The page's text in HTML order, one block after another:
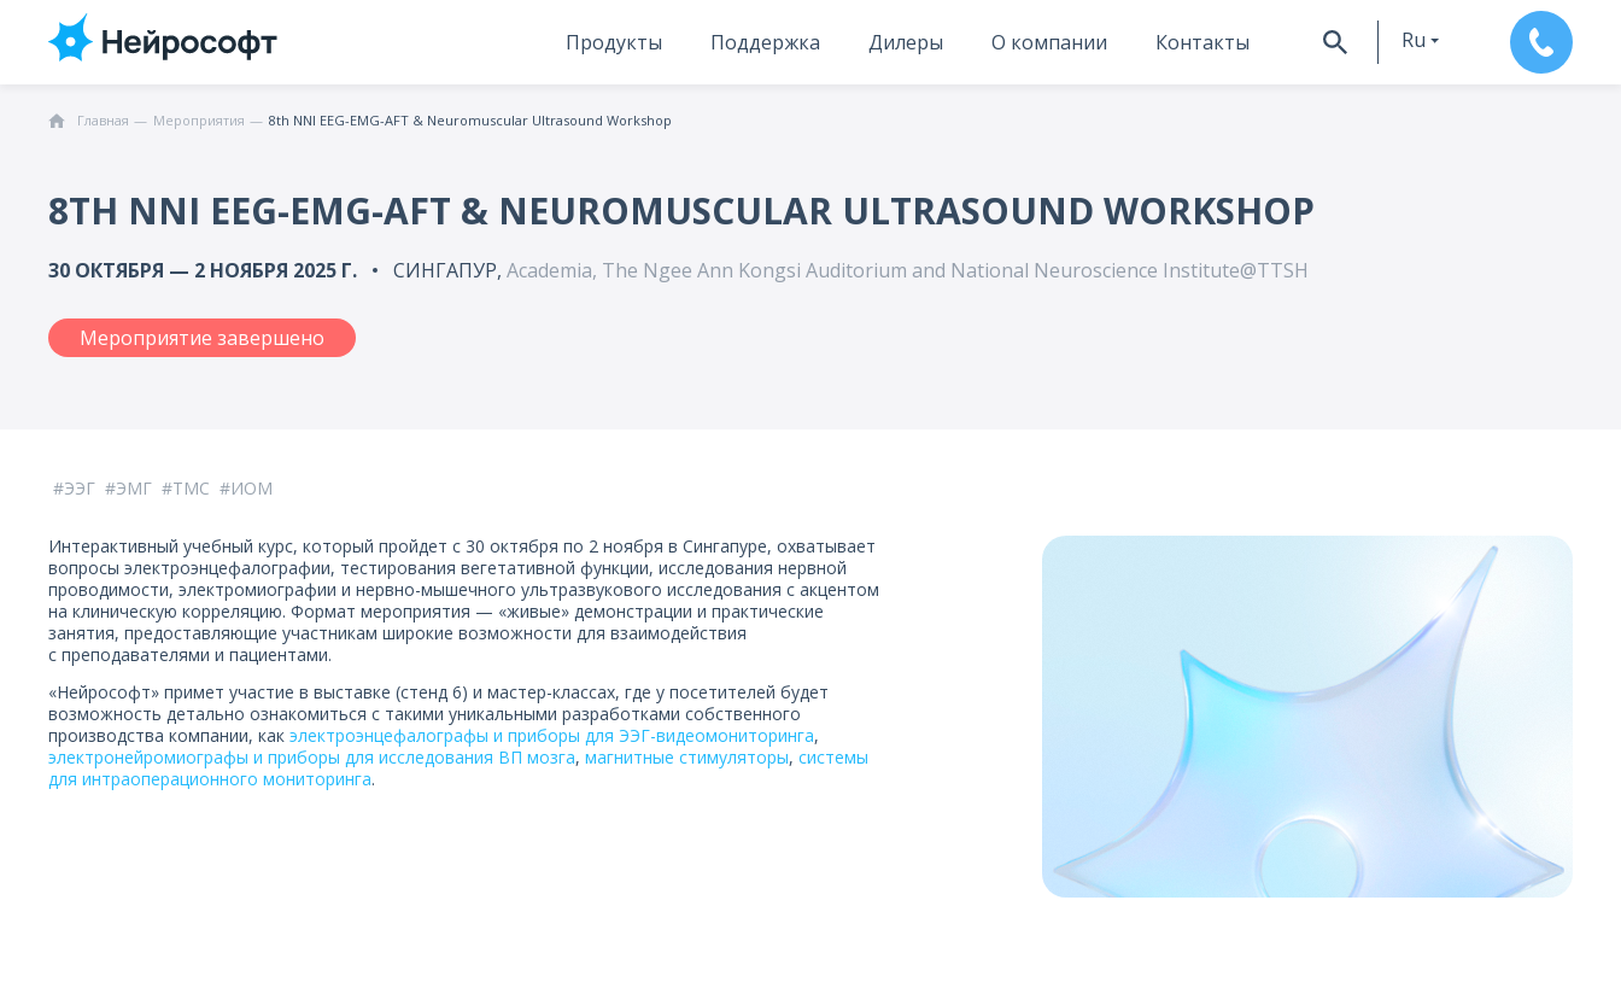
Продукты Поддержка Дилеры О компании Контакты Ru
Главная Мероприятия 8th NNI EEG-EMG-AFT & Neuromuscular Ultrasound Workshop
8TH NNI EEG-EMG-AFT & NEUROMUSCULAR ULTRASOUND WORKSHOP
30 ОКТЯБРЯ — 2 НОЯБРЯ 2025 Г. СИНГАПУР, Academia, The Ngee Ann Kongsi Auditorium and National Neuroscience Institute@TTSH
Мероприятие завершено
ЭЭГ ЭМГ ТМС ИОМ
Интерактивный учебный курс, который пройдет с 30 октября по 2 ноября в Сингапуре, охватывает
вопросы электроэнцефалографии, тестирования вегетативной функции, исследования нервной
проводимости, электромиографии и нервно-мышечного ультразвукового исследования с акцентом
на клиническую корреляцию. Формат мероприятия — «живые» демонстрации и практические
занятия, предоставляющие участникам широкие возможности для взаимодействия
с преподавателями и пациентами.
«Нейрософт» примет участие в выставке (стенд 6) и мастер-классах, где у посетителей будет
возможность детально ознакомиться с такими уникальными разработками собственного
производства компании, как электроэнцефалографы и приборы для ЭЭГ-видеомониторинга,
электронейромиографы и приборы для исследования ВП мозга, магнитные стимуляторы, системы
для интраоперационного мониторинга.